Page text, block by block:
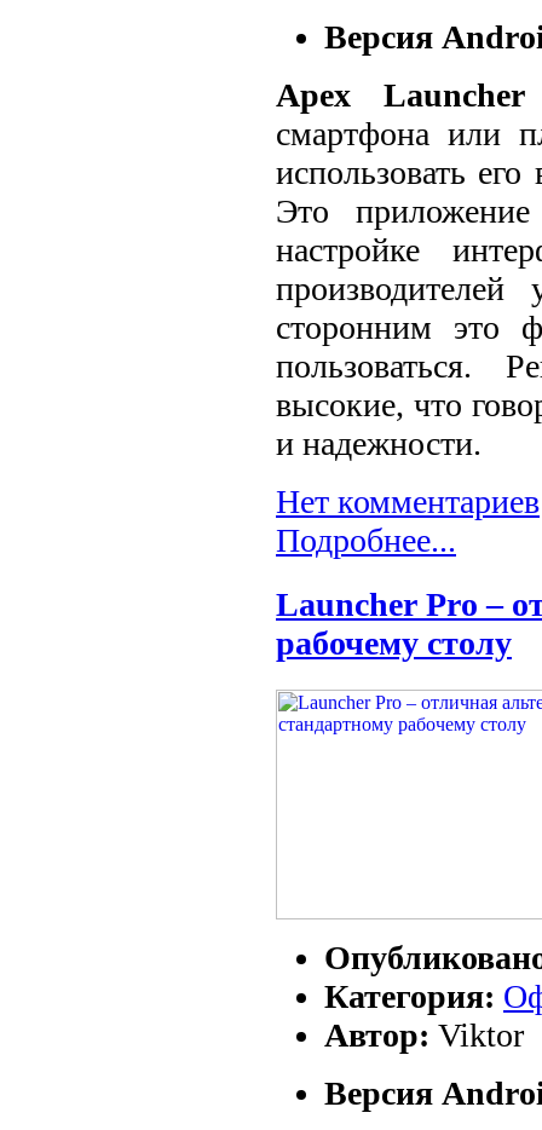
Версия
Apex
смартфона или
использовать
Это
настройке
сторонним это
пользоваться.
высокие, что
и надежности.
Нет комментариев
Подробнее...
Launcher Pro –
рабочему столу
Категория:
Автор: Viktor
Версия